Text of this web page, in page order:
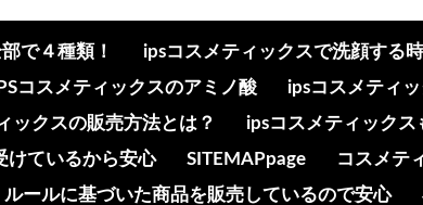
で４種類！
ipsコスメティックスで洗顔する
IPSコスメティックスのアミノ酸
ipsコスメティ
ックスの販売方法とは？
ipsコスメティック
けているから安心
SITEMAPpage
コスメテ
ルールに基づいた商品を販売しているので安心